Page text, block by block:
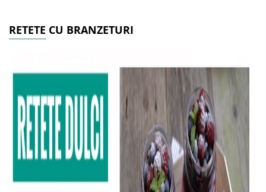
RETETE CU BRANZETURI